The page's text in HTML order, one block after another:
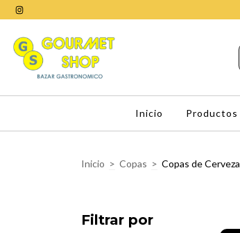
Inicio Productos
Inicio > Copas > Copas de Cerveza
Filtrar por